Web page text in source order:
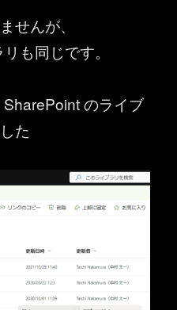
せんが、
も同じです。
のライブ
た